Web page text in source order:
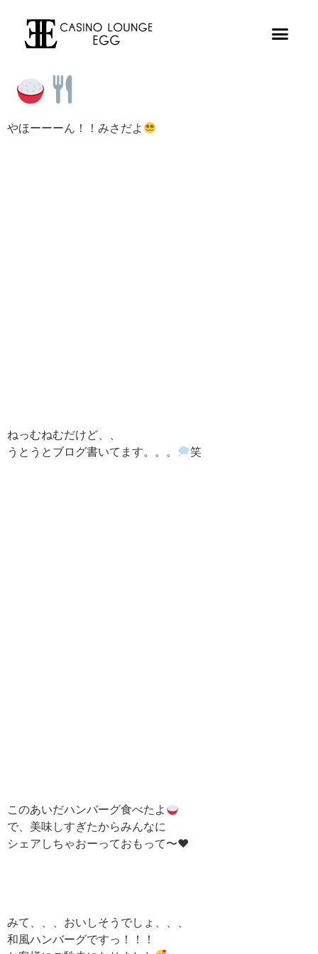
やほーーーん！！みさだよ
ねっむねむだけど、、
うとうとブログ書いてます。。。
笑
このあいだハンバーグ食べたよ
で、美味しすぎたからみんなに
シェアしちゃおーっておもって〜♥︎
みて、、、おいしそうでしょ、、、
和風ハンバーグですっ！！！